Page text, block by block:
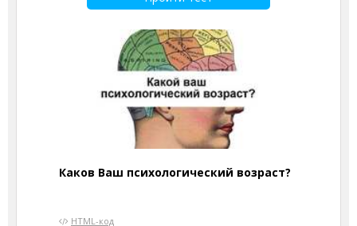
Каков Ваш психологический возраст?
HTML-код